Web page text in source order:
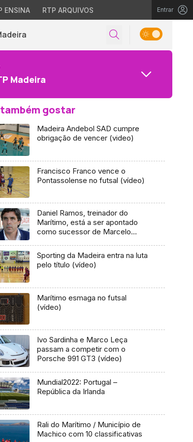
ENSINA RTP ARQUIVOS Entrar
Madeira
gostar
Madeira Andebol SAD cumpre
obrigação de vencer (video)
Francisco Franco vence o
Pontassolense no futsal (vídeo)
Daniel Ramos, treinador do
Marítimo, está a ser apontado
como sucessor de Marcelo
Sporting da Madeira entra na luta
pelo título (vídeo)
Marítimo esmaga no futsal
(vídeo)
Ivo Sardinha e Marco Leça
passam a competir com o
Porsche 991 GT3 (vídeo)
Mundial2022: Portugal –
República da Irlanda
Rali do Marítimo / Município de
Machico com 10 classificativas